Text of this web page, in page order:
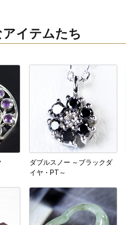
イテムたち
ダブルスノー ～ブラックダ
イヤ・PT～